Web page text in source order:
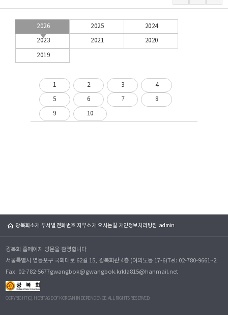
2026 2025 2024
2023 2021 2020
2019
1 2 3 4
5 6 7 8
9 10
광복회소개 부서별 전화번호 지부소개 오시는길 개인정보처리방침 admin
광복회 홈페이지 방문을 환영합니다
서울특별시 영등포구 국회대로 62길 15, 광복회관 4층 (여의도동 17-6)Tel: 02-780-9661~2
Fax: 02-782-5677gwangbok@gwangbok.krkla815@hanmail.net
COPYRIGHT(C). HERITAGE OF KOREAN INDEPENDENCE. ALL RIGHTS RESERVED.